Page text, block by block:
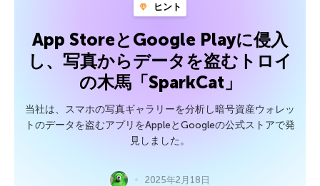
ヒント
App StoreとGoogle Playに侵入
し、写真からデータを盗むトロイ
の木馬「SparkCat」
当社は、スマホの写真ギャラリーを分析し暗号資産ウォレッ
トのデータを盗むアプリをAppleとGoogleの公式ストアで発
見しました。
2025年2月18日